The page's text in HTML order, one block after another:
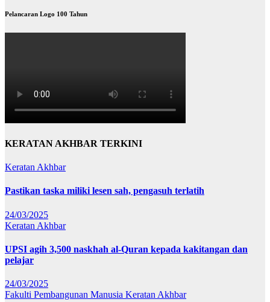
Pelancaran Logo 100 Tahun
KERATAN AKHBAR TERKINI
Keratan Akhbar
Pastikan taska miliki lesen sah, pengasuh terlatih
24/03/2025
Keratan Akhbar
UPSI agih 3,500 naskhah al-Quran kepada kakitangan dan
pelajar
24/03/2025
Fakulti Pembangunan Manusia Keratan Akhbar